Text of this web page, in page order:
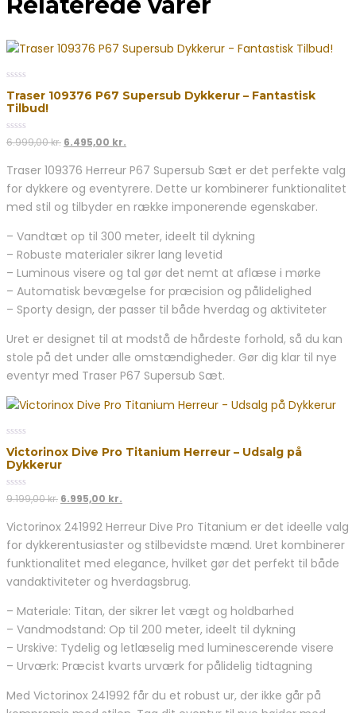
out
of
Traser 109376 P67 Supersub Dykkerur – Fantastisk
Tilbud!
0
out
5
6.999,00kr. Den
pris
var:
6.999,00 kr..
6.495,00 kr.
pris
er:
6.495,00 kr..
Traser 109376 Herreur P67 Supersub Sæt er det perfekte valg
for dykkere og eventyrere. Dette ur kombinerer funktionalitet
med stil og tilbyder en række imponerende egenskaber.
– Vandtæt op til 300 meter, ideelt til dykning
– Robuste materialer sikrer lang levetid
– Luminous visere og tal gør det nemt at aflæse i mørke
– Automatisk bevægelse for præcision og pålidelighed
– Sporty design, der passer til både hverdag og aktiviteter
Uret er designet til at modstå de hårdeste forhold, så du kan
stole på det under alle omstændigheder. Gør dig klar til nye
eventyr med Traser P67 Supersub Sæt.
out
of
Victorinox Dive Pro Titanium Herreur – Udsalg på
Dykkerur
0
out
5
9.199,00kr. Den
pris
var:
9.199,00 kr..
6.995,00 kr.
pris
er:
6.995,00 kr..
Victorinox 241992 Herreur Dive Pro Titanium er det ideelle valg
for dykkerentusiaster og stilbevidste mænd. Uret kombinerer
funktionalitet med elegance, hvilket gør det perfekt til både
vandaktiviteter og hverdagsbrug.
– Materiale: Titan, der sikrer let vægt og holdbarhed
– Vandmodstand: Op til 200 meter, ideelt til dykning
– Urskive: Tydelig og letlæselig med luminescerende visere
– Urværk: Præcist kvarts urværk for pålidelig tidtagning
Med Victorinox 241992 får du et robust ur, der ikke går på